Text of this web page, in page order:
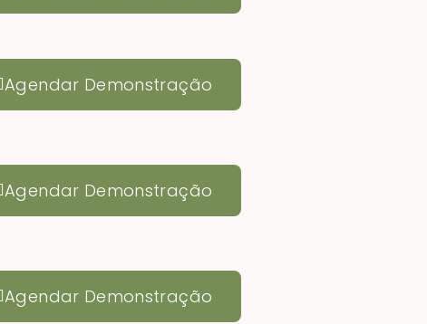
Agendar Demonstração
Agendar Demonstração
Agendar Demonstração